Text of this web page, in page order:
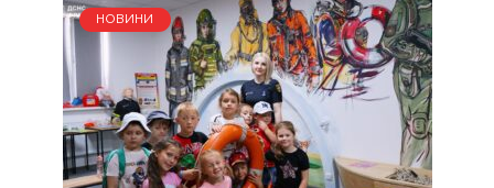
НОВИНИ